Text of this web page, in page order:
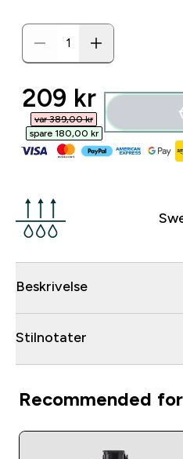
discounted
209 kr‎
var 389,00 kr‎
spare 180,00 kr‎
Beskrivelse
Stilnotater
Recommended